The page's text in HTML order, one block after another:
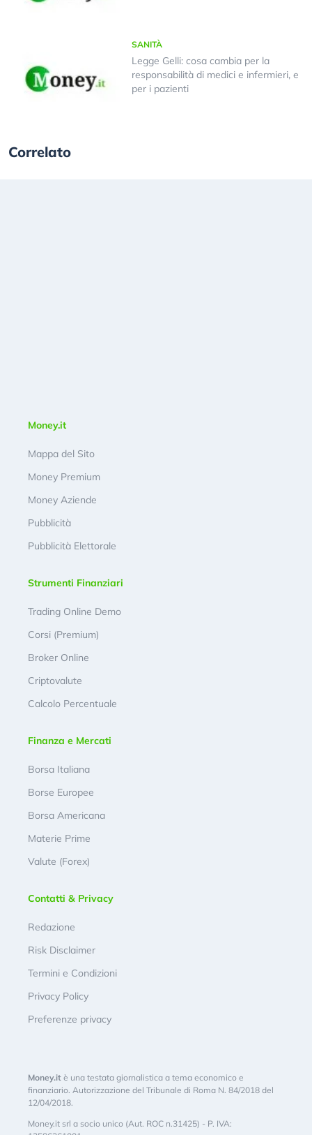
SANITÀ
Legge Gelli: cosa cambia per la
responsabilità di medici e infermieri, e
per i pazienti
Correlato
Money.it
Mappa del Sito
Money Premium
Money Aziende
Pubblicità
Pubblicità Elettorale
Strumenti Finanziari
Trading Online Demo
Corsi (Premium)
Broker Online
Criptovalute
Calcolo Percentuale
Finanza e Mercati
Borsa Italiana
Borse Europee
Borsa Americana
Materie Prime
Valute (Forex)
Contatti & Privacy
Redazione
Risk Disclaimer
Termini e Condizioni
Privacy Policy
Preferenze privacy
Money.it è una testata giornalistica a tema economico e
finanziario. Autorizzazione del Tribunale di Roma N. 84/2018 del
12/04/2018.
Money.it srl a socio unico (Aut. ROC n.31425) - P. IVA: